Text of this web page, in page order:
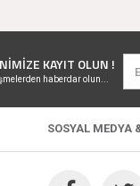
KAYIT OLUN !
haberdar olun...
SOSYAL MEDYA